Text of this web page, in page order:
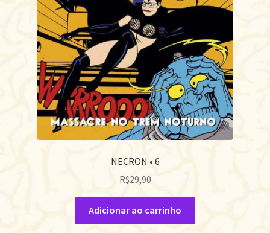
NECRON • 6
R$29,90
Adicionar ao carrinho